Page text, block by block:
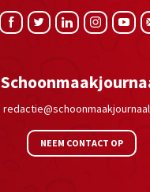
NEEM CONTACT OP